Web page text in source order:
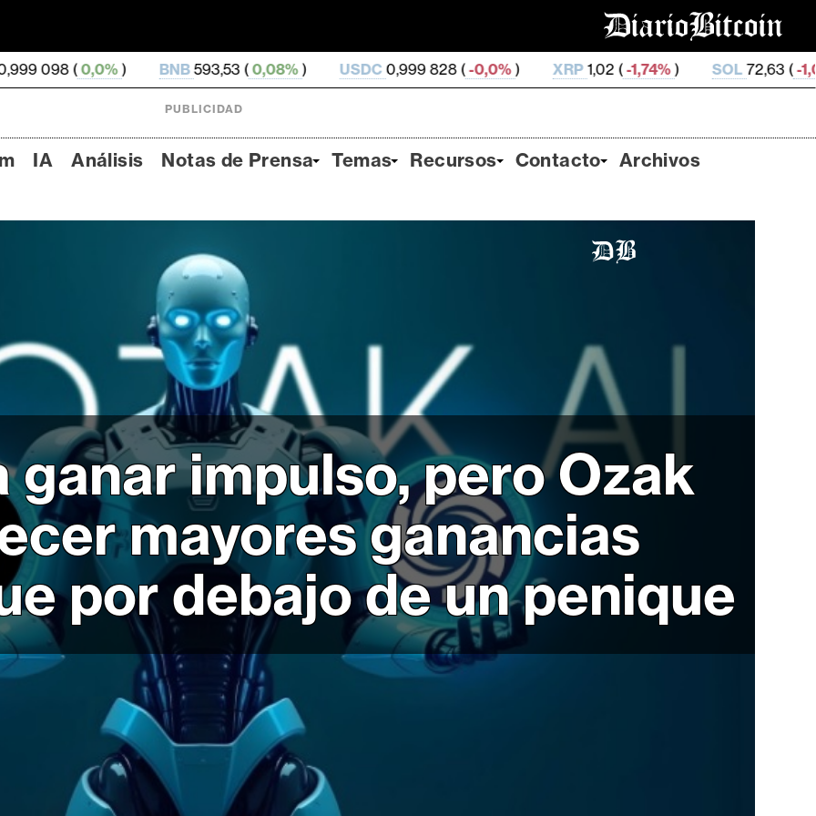
) BNB593,53 ( 0,08% ) USDC0,999 828 (-0,0%) XRP1,02 (-1,74%) SOL72,63 ( -1,09%) TRX
PUBLICIDAD
IA Análisis Notas de Prensa Temas Recursos Contacto Archivos
ganar impulso, pero Ozak
mayores ganancias
por debajo de un penique